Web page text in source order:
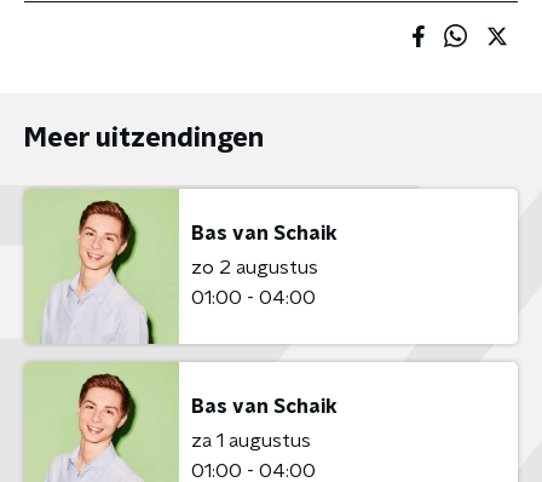
Meer uitzendingen
Bas van Schaik
zo 2 augustus
01:00 - 04:00
Bas van Schaik
za 1 augustus
01:00 - 04:00